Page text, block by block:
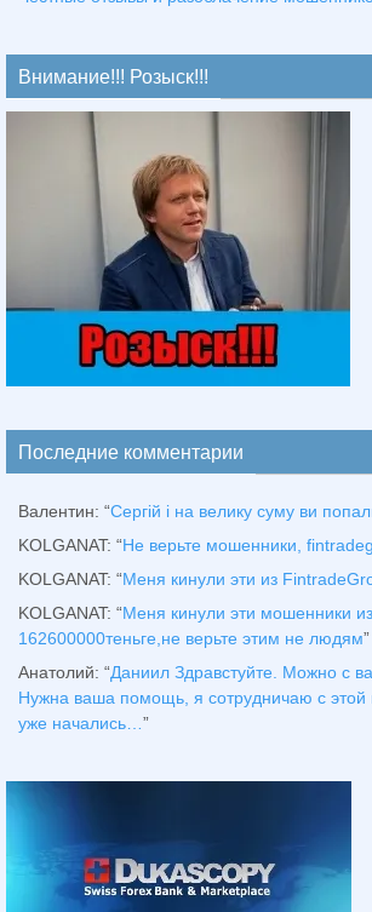
Внимание!!! Розыск!!!
Последние комментарии
Валентин: “Сергій і на велику суму ви
KOLGANAT: “Не верьте мошенники,
KOLGANAT: “Меня кинули эти из
KOLGANAT: “Меня кинули эти мошенники
162600000теньге,не верьте этим не людям”
Анатолий: “Даниил Здравстуйте. Можно с
Нужна ваша помощь, я сотрудничаю с этой
уже начались… ”